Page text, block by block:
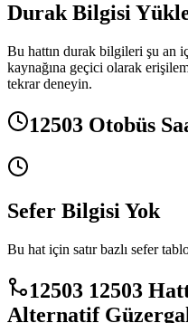
Durak Bilgisi
Bu hattın durak bilgileri şu an
kaynağına geçici olarak
tekrar deneyin.
12503 Otobüs
Sefer Bilgisi Yok
Bu hat için satır bazlı sefer
12503 12503
Alternatif